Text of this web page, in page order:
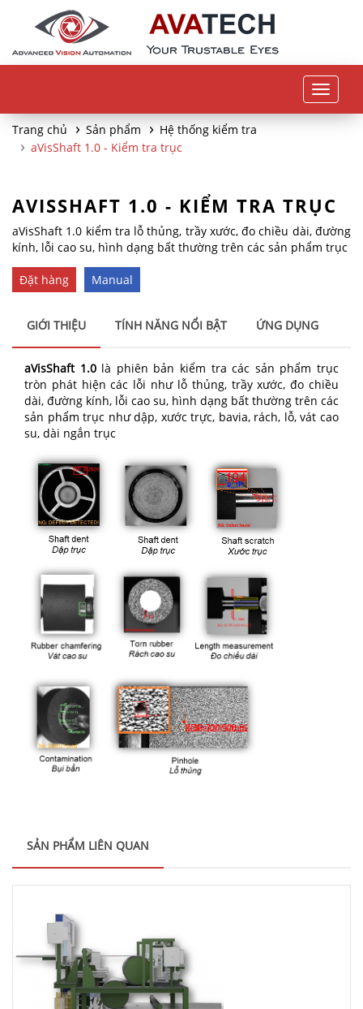
Toggle
Trang chủ
Sản phẩm
Hệ thống kiểm tra
aVisShaft 1.0 - Kiểm tra trục
AVISSHAFT 1.0 - KIỂM TRA TRỤC
aVisShaft 1.0 kiểm tra lỗ thủng, trầy xước, đo chiều dài, đường
kính, lỗi cao su, hình dạng bất thường trên các sản phẩm trục
Đặt hàng Manual
GIỚI THIỆU TÍNH NĂNG NỔI BẬT ỨNG DỤNG
aVisShaft 1.0là phiên bản kiểm tra các sản phẩm trục
tròn phát hiện các lỗi như lỗ thủng, trầy xước, đo chiều
dài, đường kính, lỗi cao su, hình dạng bất thường trên các
sản phẩm trục như dập, xước trực, bavia, rách, lỗ, vát cao
su, dài ngắn trục
SẢN PHẨM LIÊN QUAN